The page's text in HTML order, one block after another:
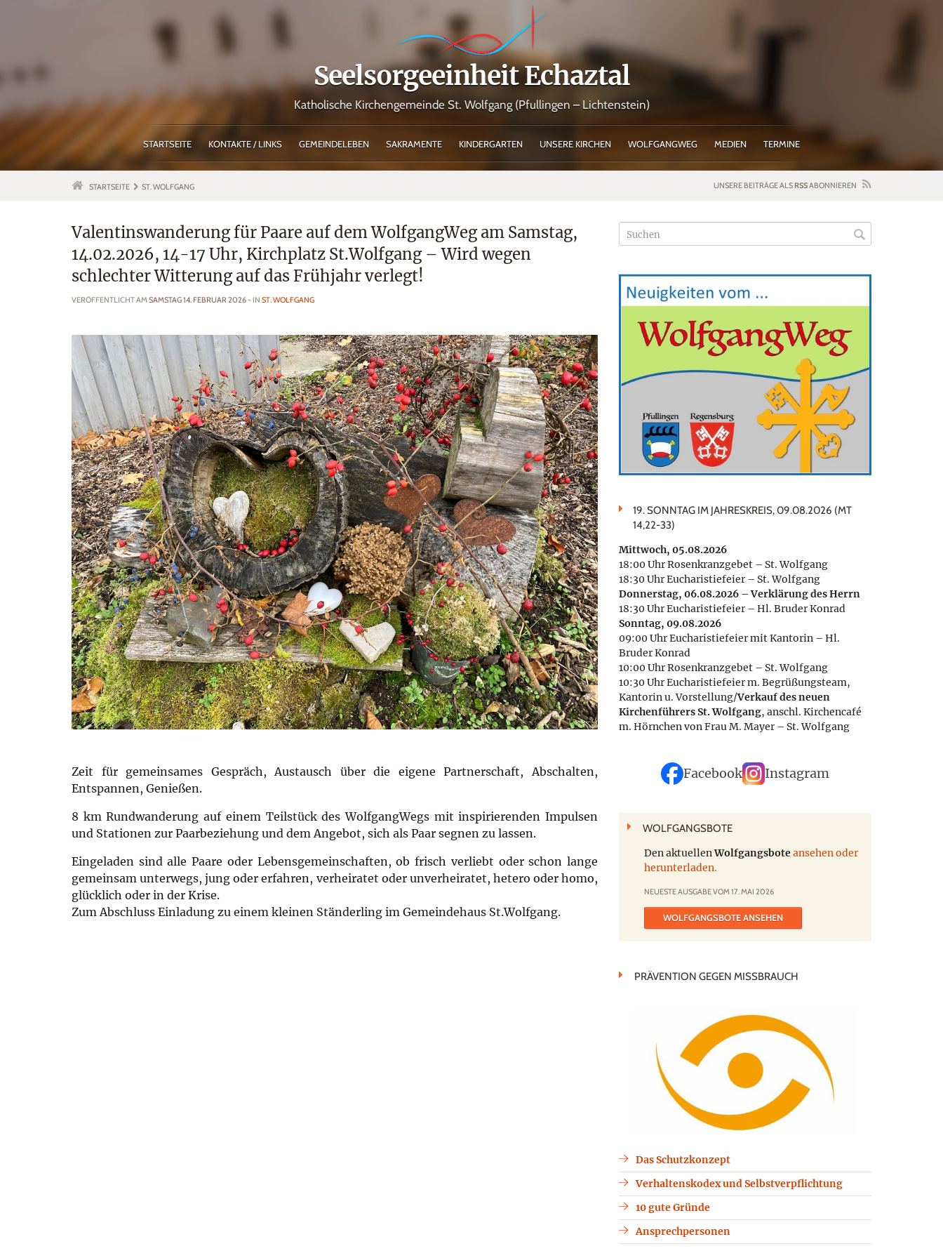
Seelsorgeeinheit Echaztal
Katholische Kirchengemeinde St. Wolfgang (Pfullingen – Lichtenstein)
STARTSEITE KONTAKTE / LINKS GEMEINDELEBEN SAKRAMENTE KINDERGARTEN UNSERE KIRCHEN WOLFGANGWEG MEDIEN TERMINE
STARTSEITE ST. WOLFGANG UNSERE BEITRÄGE ALS RSSABONNIEREN
Valentinswanderung für Paare auf dem WolfgangWeg am Samstag,
14.02.2026, 14-17 Uhr, Kirchplatz St.Wolfgang – Wird wegen
schlechter Witterung auf das Frühjahr verlegt!
VERÖFFENTLICHT AMSAMSTAG 14. FEBRUAR 2026- IN ST. WOLFGANG
Zeit für gemeinsames Gespräch, Austausch über die eigene Partnerschaft, Abschalten,
Entspannen, Genießen.
8 km Rundwanderung auf einem Teilstück des WolfgangWegs mit inspirierenden Impulsen
und Stationen zur Paarbeziehung und dem Angebot, sich als Paar segnen zu lassen.
Eingeladen sind alle Paare oder Lebensgemeinschaften, ob frisch verliebt oder schon lange
gemeinsam unterwegs, jung oder erfahren, verheiratet oder unverheiratet, hetero oder homo,
glücklich oder in der Krise.
Zum Abschluss Einladung zu einem kleinen Ständerling im Gemeindehaus St.Wolfgang.
19. SONNTAG IM JAHRESKREIS, 09.08.2026 (MT
14,22-33)
Mittwoch, 05.08.2026
18:00 Uhr Rosenkranzgebet – St. Wolfgang
18:30 Uhr Eucharistiefeier – St. Wolfgang
Donnerstag, 06.08.2026 – Verklärung des Herrn
18:30 Uhr Eucharistiefeier – Hl. Bruder Konrad
Sonntag, 09.08.2026
09:00 Uhr Eucharistiefeier mit Kantorin – Hl.
Bruder Konrad
10:00 Uhr Rosenkranzgebet – St. Wolfgang
10:30 Uhr Eucharistiefeier m. Begrüßungsteam,
Kantorin u. Vorstellung/Verkauf des neuen
Kirchenführers St. Wolfgang, anschl. Kirchencafé
m. Hörnchen von Frau M. Mayer – St. Wolfgang
Facebook Instagram
WOLFGANGSBOTE
Den aktuellenWolfgangsboteansehen oder
herunterladen.
NEUESTE AUSGABE VOM 17. MAI 2026
WOLFGANGSBOTE ANSEHEN
PRÄVENTION GEGEN MISSBRAUCH
Das Schutzkonzept
Verhaltenskodex und Selbstverpflichtung
10 gute Gründe
Ansprechpersonen